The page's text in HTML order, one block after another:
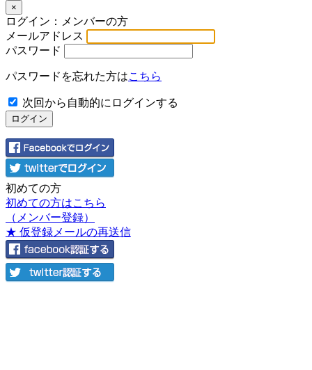
×
ログイン：メンバーの方
メールアドレス
パスワード
パスワードを忘れた方はこちら
次回から自動的にログインする
初めての方
初めての方はこちら
（メンバー登録）
★ 仮登録メールの再送信